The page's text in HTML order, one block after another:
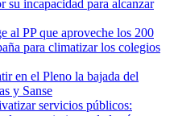
su incapacidad para alcanzar
al PP que aproveche los 200
para climatizar los colegios
en el Pleno la bajada del
y Sanse
servicios públicos: